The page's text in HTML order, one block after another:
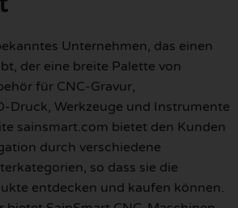
Unternehmen, das einen
der eine breite Palette von
für CNC-Gravur,
Druck, Werkzeuge und Instrumente
sainsmart.com bietet den Kunden
durch verschiedene
so dass sie die
entdecken und kaufen können.